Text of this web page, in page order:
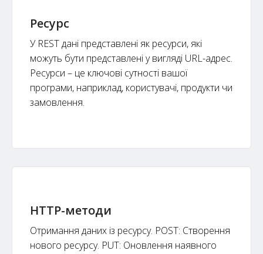
Ресурс
У REST дані представлені як ресурси, які
можуть бути представлені у вигляді URL-адрес.
Ресурси – це ключові сутності вашої
програми, наприклад, користувачі, продукти чи
замовлення.
HTTP-методи
Отримання даних із ресурсу. POST: Створення
нового ресурсу. PUT: Оновлення наявного